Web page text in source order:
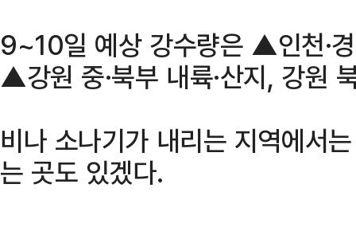
9~10일 예상 강수량은 ▲인천
▲강원 중·북부 내륙·산지, 강
비나 소나기가 내리는 지역에서
는 곳도 있겠다.